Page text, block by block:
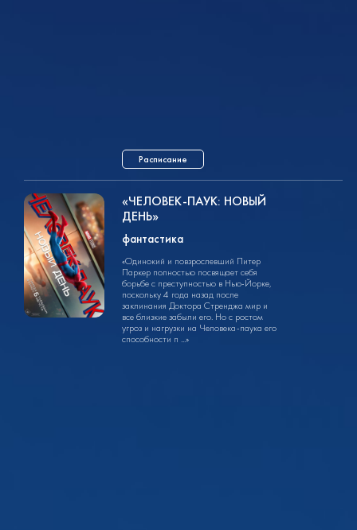
Расписание
фантастика
2ч. 30мин.
14+
«ЧЕЛОВЕК-ПАУК: НОВЫЙ
ДЕНЬ»
фантастика
«Одинокий и повзрослевший Питер
Паркер полностью посвящает себя
борьбе с преступностью в Нью-Йорке,
поскольку 4 года назад после
заклинания Доктора Стренджа мир и
все близкие забыли его. Но с ростом
угроз и нагрузки на Человека-паука его
способности п ...»